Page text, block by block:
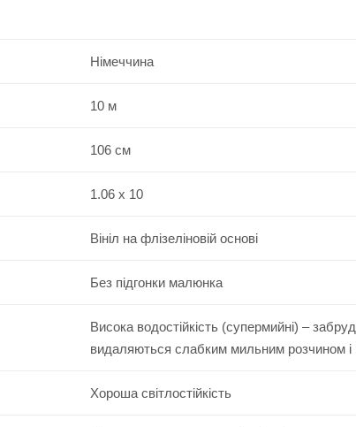
Німеччина
10 м
106 см
1.06 x 10
Вініл на флізеліновій основі
Без підгонки малюнка
Висока водостійкість (супермийні) –
видаляються слабким мильним розчином і
Хороша світлостійкість